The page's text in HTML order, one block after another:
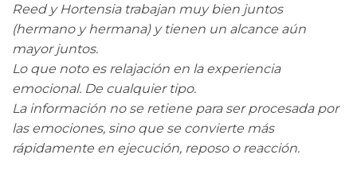
Reed y Hortensia trabajan muy bien juntos
(hermano y hermana) y tienen un alcance aún
mayor juntos.
Lo que noto es relajación en la experiencia
emocional. De cualquier tipo.
La información no se retiene para ser procesada por
las emociones, sino que se convierte más
rápidamente en ejecución, reposo o reacción.